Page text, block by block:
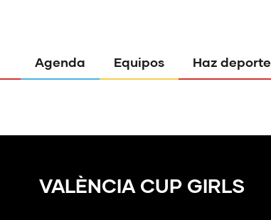
Agenda Equipos Haz deporte
VALÈNCIA CUP GIRLS